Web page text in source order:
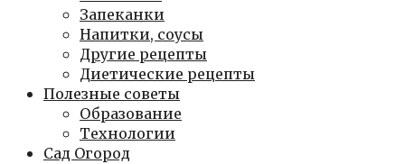
Запеканки
Напитки, соусы
Другие рецепты
Диетические рецепты
Полезные советы
Образование
Технологии
Сад Огород